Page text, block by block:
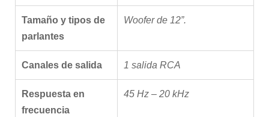
Tamaño y tipos de
parlantes
Woofer de 12”.
Canales de salida 1 salida RCA
Respuesta en
frecuencia
45 Hz – 20 kHz